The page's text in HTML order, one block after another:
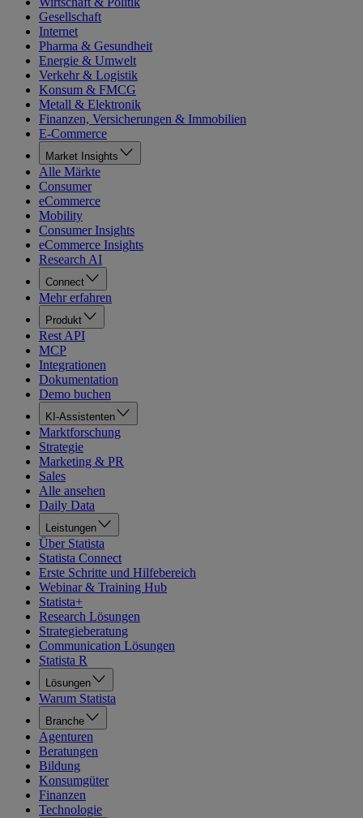
Gesellschaft
Internet
Pharma & Gesundheit
Energie & Umwelt
Verkehr & Logistik
Konsum & FMCG
Metall & Elektronik
Finanzen, Versicherungen & Immobilien
E-Commerce
Market Insights
Alle Märkte
Consumer
eCommerce
Mobility
Consumer Insights
eCommerce Insights
Research AI
Connect
Mehr erfahren
Produkt
Rest API
MCP
Integrationen
Dokumentation
Demo buchen
KI-Assistenten
Marktforschung
Strategie
Marketing & PR
Sales
Alle ansehen
Daily Data
Leistungen
Über Statista
Statista Connect
Erste Schritte und Hilfebereich
Webinar & Training Hub
Statista+
Research Lösungen
Strategieberatung
Communication Lösungen
Statista R
Lösungen
Warum Statista
Branche
Agenturen
Beratungen
Bildung
Konsumgüter
Finanzen
Technologie